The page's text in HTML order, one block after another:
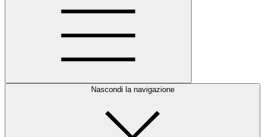
Nascondi la navigazione